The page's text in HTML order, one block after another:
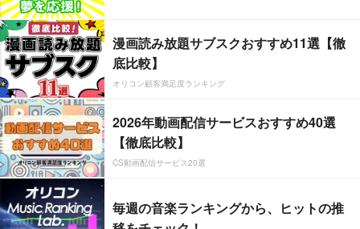
漫画読み放題サブスクおすすめ11選【徹
底比較】
オリコン顧客満足度ランキング
2026年動画配信サービスおすすめ40選
【徹底比較】
CS動画配信サービス20選
毎週の音楽ランキングから、ヒットの推